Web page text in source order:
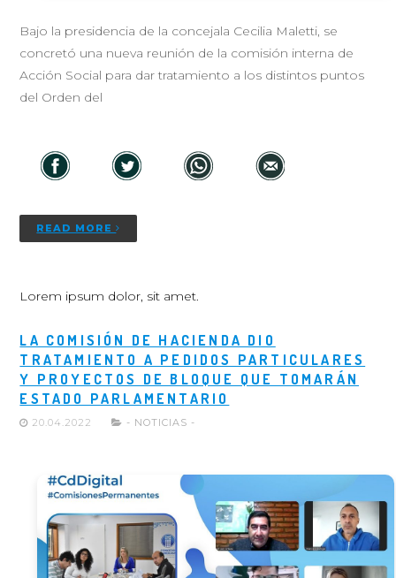
Bajo la presidencia de la concejala Cecilia Maletti, se
concretó una nueva reunión de la comisión interna de
Acción Social para dar tratamiento a los distintos puntos
del Orden del
READ MORE
Lorem ipsum dolor, sit amet.
LA COMISIÓN DE HACIENDA DIO
TRATAMIENTO A PEDIDOS PARTICULARES
Y PROYECTOS DE BLOQUE QUE TOMARÁN
ESTADO PARLAMENTARIO
20.04.2022 - NOTICIAS -